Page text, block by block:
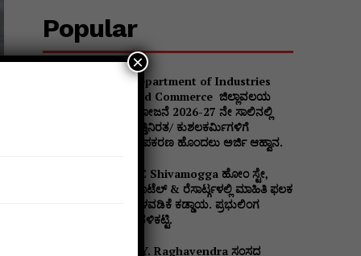
Popular
Department of Industries
and Commerce ಜಿಲ್ಲಾವಲಯ
ಯೋಜನೆ 2026-27 ನೇ ಸಾಲಿನಲ್ಲಿ
ವೃತ್ತಿನಿರತ/ ಕುಶಲಕರ್ಮಿಗಳಿಗೆ
ಉಪಕರಣ ಹೊಂದಲು ಅರ್ಜಿ ಆಹ್ವಾನ.
DC Shivamogga ಹೋಂ ಸ್ಟೇ,
ಹೊಟೆಲ್ & ರೆಸಾರ್ಟ್ಗಳಲ್ಲಿ ಮಾಹಿತಿ ಫಲಕ
ಅಳವಡಿಕೆ ಕಡ್ಡಾಯ. ಪ್ರಭುಲಿಂಗ
ಕವಳಿಕಟ್ಟಿ.
B.Y. Raghavendra ಸಂಸದ
×